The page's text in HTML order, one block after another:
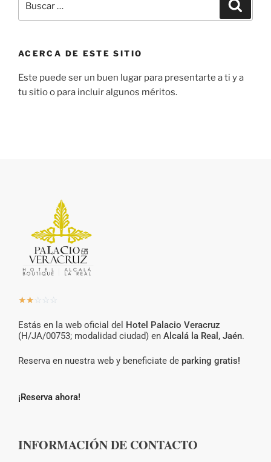
ACERCA DE ESTE SITIO
Este puede ser un buen lugar para presentarte a ti y a
tu sitio o para incluir algunos méritos.
☆☆ ☆ ☆ ☆
Estás en la web oficial del Hotel Palacio Veracruz
(H/JA/00753; modalidad ciudad) en Alcalá la Real, Jaén.
Reserva en nuestra web y beneficiate de parking gratis!
¡Reserva ahora!
INFORMACIÓN DE CONTACTO